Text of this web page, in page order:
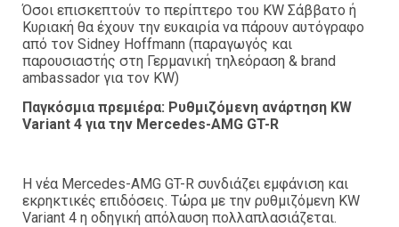
Όσοι επισκεπτούν το περίπτερο του KW Σάββατο ή
Κυριακή θα έχουν την ευκαιρία να πάρουν αυτόγραφο
από τον Sidney Hoffmann (παραγωγός και
παρουσιαστής στη Γερμανική τηλεόραση & brand
ambassador για τον KW)
Παγκόσμια πρεμιέρα: Ρυθμιζόμενη ανάρτηση KW
Variant 4 για την Mercedes-AMG GT-R
Η νέα Mercedes-AMG GT-R συνδιάζει εμφάνιση και
εκρηκτικές επιδόσεις. Τώρα με την ρυθμιζόμενη KW
Variant 4 η οδηγική απόλαυση πολλαπλασιάζεται.